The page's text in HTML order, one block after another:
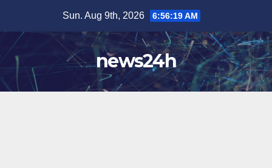
content
Sun. Aug 9th, 2026 6:56:22 AM
news24h